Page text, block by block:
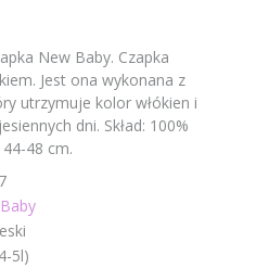
New Baby. Czapka
Jest ona wykonana z
utrzymuje kolor włókien i
dni. Skład: 100%
48 cm.
5l)